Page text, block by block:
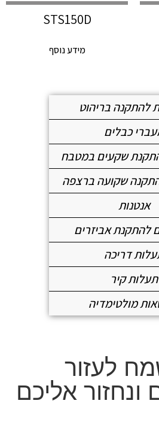
STS150D
מידע נוסף
להתקנה בריהוט
כבלים
שקעים במטבח
שקועה ברצפה
אנטנות
להתקנת אביזרים
דריכה
תעלות קיר
מולטימדיה
לעזור
אליכם